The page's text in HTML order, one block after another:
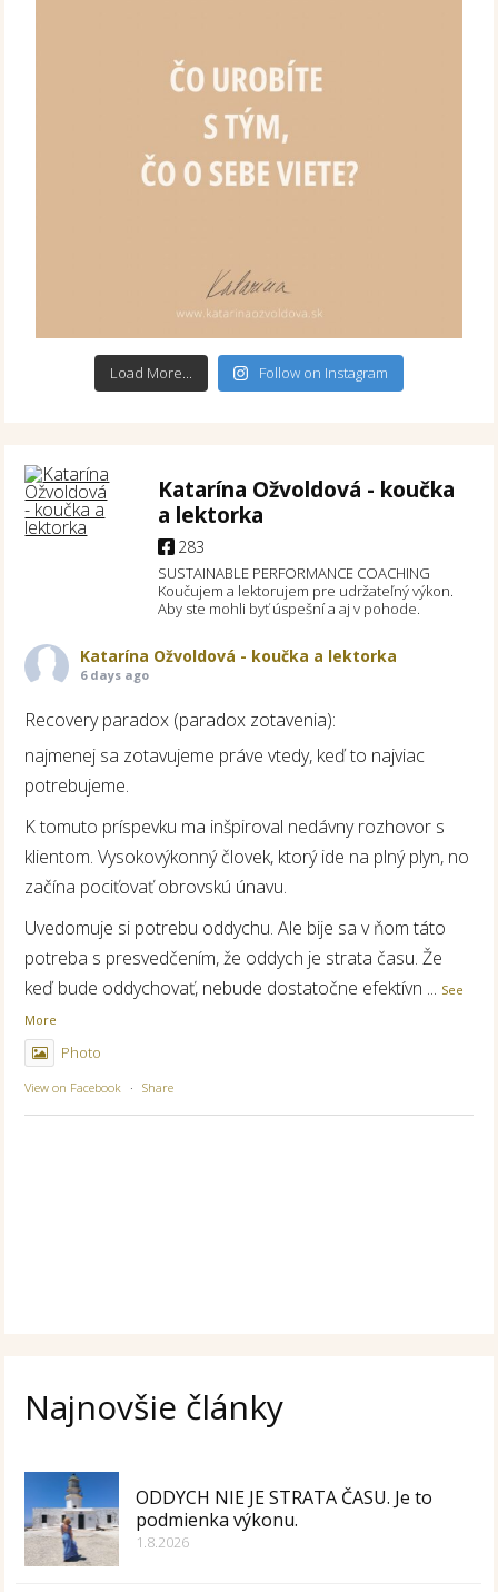
Load More... Follow on Instagram
Katarína Ožvoldová - koučka
a lektorka
283
SUSTAINABLE PERFORMANCE COACHING
Koučujem a lektorujem pre udržateľný výkon.
Aby ste mohli byť úspešní a aj v pohode.
Katarína Ožvoldová - koučka a lektorka
6 days ago
Recovery paradox (paradox zotavenia):
najmenej sa zotavujeme práve vtedy, keď to najviac
potrebujeme.
K tomuto príspevku ma inšpiroval nedávny rozhovor s
klientom. Vysokovýkonný človek, ktorý ide na plný plyn, no
začína pociťovať obrovskú únavu.
Uvedomuje si potrebu oddychu. Ale bije sa v ňom táto
potreba s presvedčením, že oddych je strata času. Že
keď bude oddychovať, nebude dostatočne efektívn ... See
More
Photo
View on Facebook · Share
Najnovšie články
ODDYCH NIE JE STRATA ČASU. Je to
podmienka výkonu.
1.8.2026